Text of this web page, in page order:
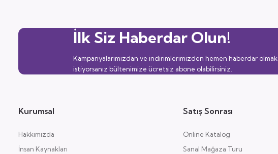
İlk Siz Haberdar Olun!
Kampanyalarımızdan ve indirimlerimizden hemen haberdar olmak
istiyorsanız bültenimize ücretsiz abone olabilirsiniz.
Kurumsal
Hakkımızda
İnsan Kaynakları
Satış Sonrası
Online Katalog
Sanal Mağaza Turu